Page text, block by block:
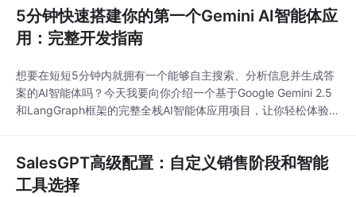
这个强大的工具，让你轻松掌握PDF智能解析的核心技巧！## ✨
为什么选择Llam
5分钟快速搭建你的第一个Gemini AI智能体应
用：完整开发指南
想要在短短5分钟内就拥有一个能够自主搜索、分析信息并生成答
案的AI智能体吗？今天我要向你介绍一个基于Google Gemini 2.5
和LangGraph框架的完整全栈AI智能体应用项目，让你轻松体验AI
手。无论你是AI初学者还是经验丰富的开发者，都能在几分钟内上
手并体验到最新A
SalesGPT高级配置：自定义销售阶段和智能
工具选择